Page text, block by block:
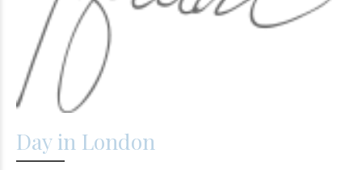
Day in London